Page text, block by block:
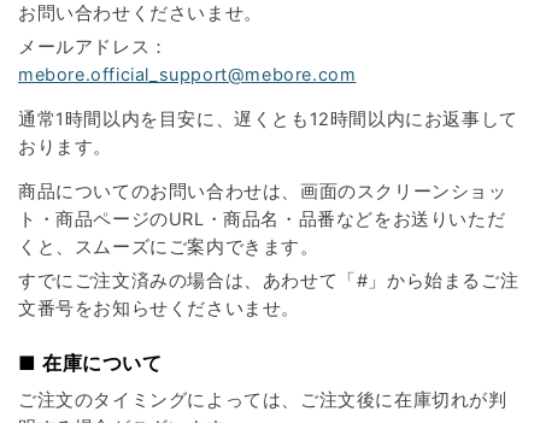
お問い合わせくださいませ。
メールアドレス：
mebore.official_support@mebore.com
通常1時間以内を目安に、遅くとも12時間以内にお返事して
おります。
商品についてのお問い合わせは、画面のスクリーンショッ
ト・商品ページのURL・商品名・品番などをお送りいただ
くと、スムーズにご案内できます。
すでにご注文済みの場合は、あわせて「#」から始まるご注
文番号をお知らせくださいませ。
■ 在庫について
ご注文のタイミングによっては、ご注文後に在庫切れが判